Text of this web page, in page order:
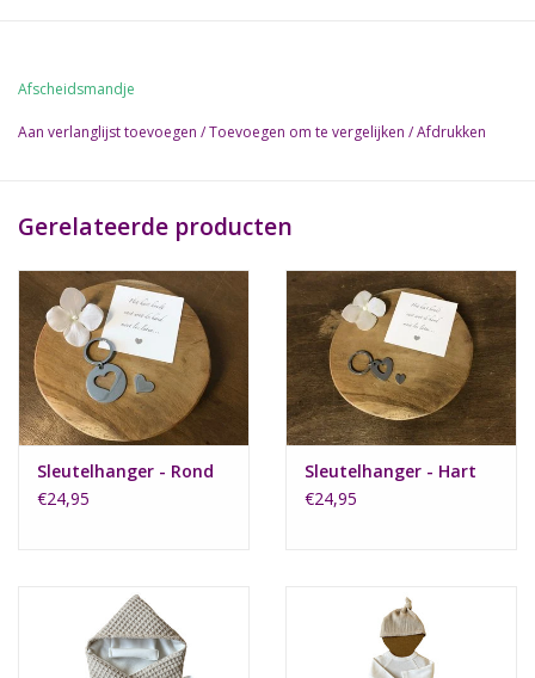
45 cm, voor kindjes tot ong. 32 weken zwangerschap.
65 cm, tot en met voldragen babies.
Afscheidsmandje
Aan verlanglijst toevoegen /Toevoegen om te vergelijken /Afdrukken
Gerelateerde producten
Sleutelhanger - Rond
€24,95
Sleutelhanger - Hart
€24,95